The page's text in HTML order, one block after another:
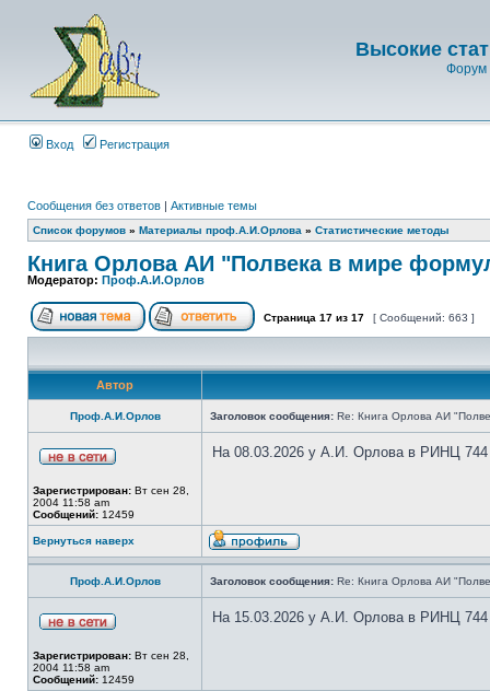
Высокие
Форум
Вход Регистрация
Сообщения без ответов | Активные темы
Список форумов » Материалы проф.А.И.Орлова » Статистические методы
Книга Орлова АИ "Полвека в мире
Модератор: Проф.А.И.Орлов
Страница 17 из 17 [ Сообщений: 663 ]
Автор
Проф.А.И.Орлов Заголовок сообщения: Re: Книга Орлова АИ
Зарегистрирован: Вт сен 28,
2004 11:58 am
Сообщений: 12459
На 08.03.2026 у А.И. Орлова в РИНЦ 744
Вернуться наверх
Проф.А.И.Орлов Заголовок сообщения: Re: Книга Орлова АИ
Зарегистрирован: Вт сен 28,
2004 11:58 am
Сообщений: 12459
На 15.03.2026 у А.И. Орлова в РИНЦ 744